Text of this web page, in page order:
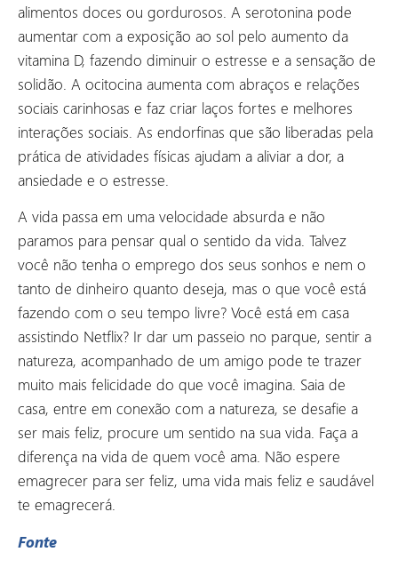
alimentos doces ou gordurosos. A serotonina pode
aumentar com a exposição ao sol pelo aumento da
vitamina D, fazendo diminuir o estresse e a sensação de
solidão. A ocitocina aumenta com abraços e relações
sociais carinhosas e faz criar laços fortes e melhores
interações sociais. As endorfinas que são liberadas pela
prática de atividades físicas ajudam a aliviar a dor, a
ansiedade e o estresse.
A vida passa em uma velocidade absurda e não
paramos para pensar qual o sentido da vida. Talvez
você não tenha o emprego dos seus sonhos e nem o
tanto de dinheiro quanto deseja, mas o que você está
fazendo com o seu tempo livre? Você está em casa
assistindo Netflix? Ir dar um passeio no parque, sentir a
natureza, acompanhado de um amigo pode te trazer
muito mais felicidade do que você imagina. Saia de
casa, entre em conexão com a natureza, se desafie a
ser mais feliz, procure um sentido na sua vida. Faça a
diferença na vida de quem você ama. Não espere
emagrecer para ser feliz, uma vida mais feliz e saudável
te emagrecerá.
Fonte